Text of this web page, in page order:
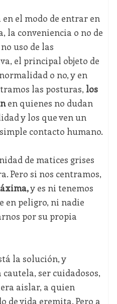
el modo de entrar en
la conveniencia o no de
uso de las
el principal objeto de
o no, y en
las posturas, los
en quienes no dudan
y los que ven un
contacto humano.
de matices grises
Pero si nos centramos,
y es ni tenemos
en peligro, ni nadie
por su propia
la solución, y
ser cuidadosos,
aislar, a quien
de vida eremita. Pero a